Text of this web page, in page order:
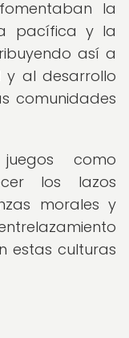
la
pacífica y la
así a
al desarrollo
comunidades
como
los lazos
morales y
estas culturas